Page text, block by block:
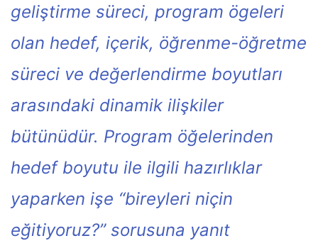
geliştirme süreci, program ögeleri
olan hedef, içerik, öğrenme-öğretme
süreci ve değerlendirme boyutları
arasındaki dinamik ilişkiler
bütünüdür. Program öğelerinden
hedef boyutu ile ilgili hazırlıklar
yaparken işe “bireyleri niçin
eğitiyoruz?” sorusuna yanıt